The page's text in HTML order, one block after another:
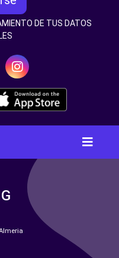
DE TUS DATOS